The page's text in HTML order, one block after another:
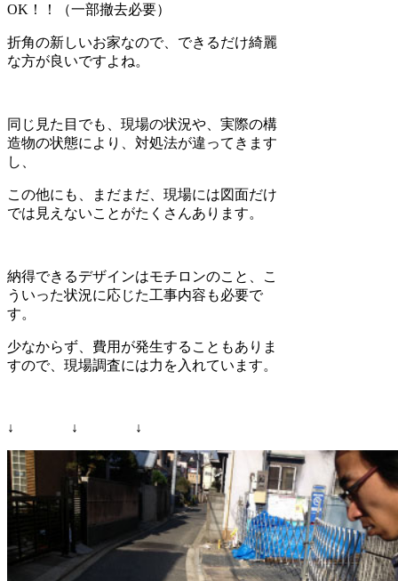
OK！！（一部撤去必要）
折角の新しいお家なので、できるだけ綺麗
な方が良いですよね。
同じ見た目でも、現場の状況や、実際の構
造物の状態により、対処法が違ってきます
し、
この他にも、まだまだ、現場には図面だけ
では見えないことがたくさんあります。
納得できるデザインはモチロンのこと、こ
ういった状況に応じた工事内容も必要で
す。
少なからず、費用が発生することもありま
すので、現場調査には力を入れています。
↓ ↓ ↓